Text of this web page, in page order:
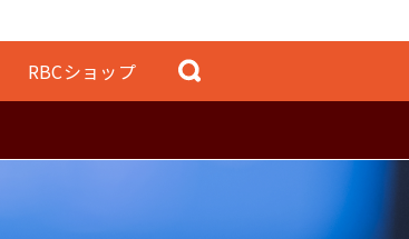
RBCショップ